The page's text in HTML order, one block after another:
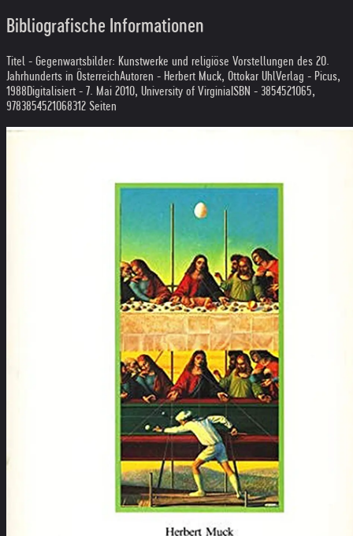
Bibliografische Informationen
Titel - Gegenwartsbilder: Kunstwerke und religiöse Vorstellungen des 20.
Jahrhunderts in ÖsterreichAutoren - Herbert Muck, Ottokar UhlVerlag - Picus,
1988Digitalisiert - 7. Mai 2010, University of VirginiaISBN - 3854521065,
9783854521068312 Seiten